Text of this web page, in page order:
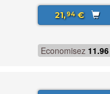
21,94€
Economisez 11.96